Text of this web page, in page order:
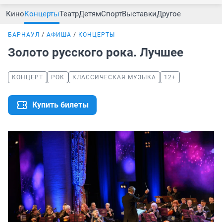
КиноКонцертыТеатрДетямСпортВыставкиДругое
БАРНАУЛ АФИША КОНЦЕРТЫ
Золото русского рока. Лучшее
КОНЦЕРТ РОК КЛАССИЧЕСКАЯ МУЗЫКА 12+
Купить билеты